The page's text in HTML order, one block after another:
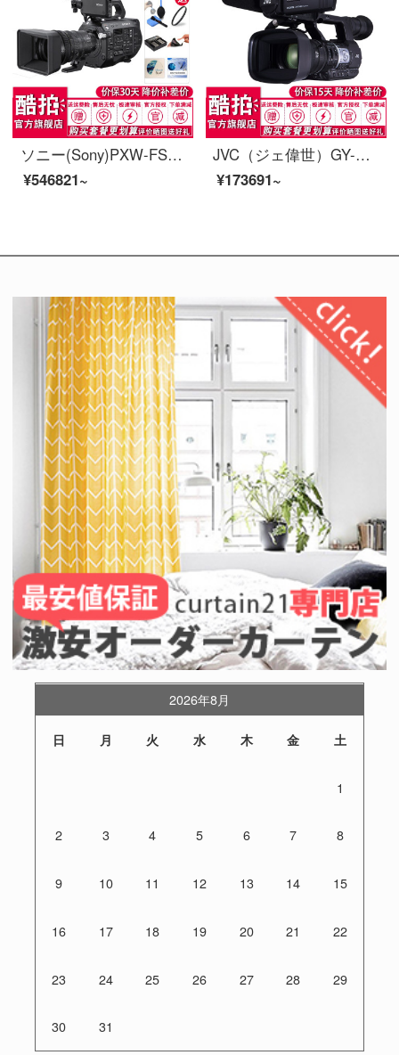
ソニー(Sony)PXW-FS 7 M 2/FS 7 M 2 K携帯専門カメラFS 7世代アップグレードモデルFS 7 M 2 K
¥546821~
JVC（ジェ偉世）GY-HM 606手持ち式ビデオカメラ結婚式会議活動カメラ黒公式標準装備
¥173691~
2026年8月
日 月 火 水 木 金 土
1
2 3 4 5 6 7 8
9 10 11 12 13 14 15
16 17 18 19 20 21 22
23 24 25 26 27 28 29
30 31